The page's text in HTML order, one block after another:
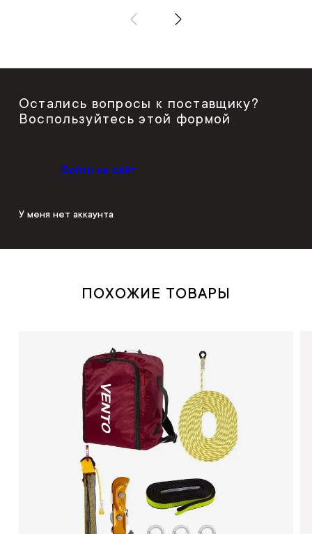
Остались вопросы к поставщику?
Воспользуйтесь этой формой
Войти на сайт
У меня нет аккаунта
ПОХОЖИЕ ТОВАРЫ